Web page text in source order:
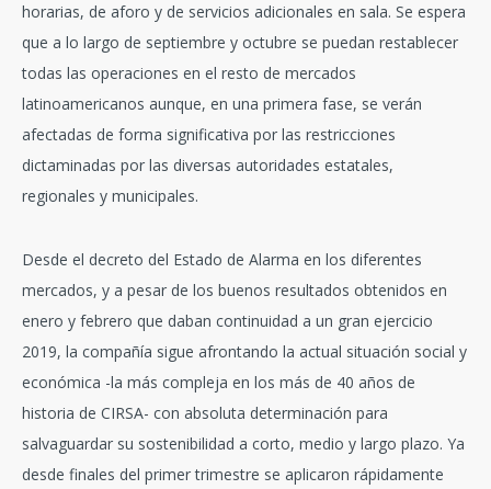
horarias, de aforo y de servicios adicionales en sala. Se espera
que a lo largo de septiembre y octubre se puedan restablecer
todas las operaciones en el resto de mercados
latinoamericanos aunque, en una primera fase, se verán
afectadas de forma significativa por las restricciones
dictaminadas por las diversas autoridades estatales,
regionales y municipales.
Desde el decreto del Estado de Alarma en los diferentes
mercados, y a pesar de los buenos resultados obtenidos en
enero y febrero que daban continuidad a un gran ejercicio
2019, la compañía sigue afrontando la actual situación social y
económica -la más compleja en los más de 40 años de
historia de CIRSA- con absoluta determinación para
salvaguardar su sostenibilidad a corto, medio y largo plazo. Ya
desde finales del primer trimestre se aplicaron rápidamente